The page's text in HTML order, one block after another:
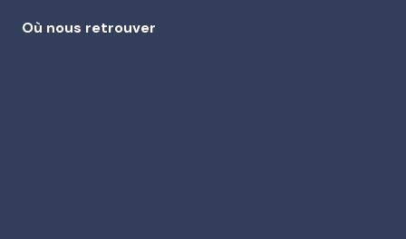
Où nous retrouver